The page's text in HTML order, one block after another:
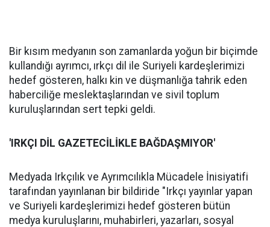
Bir kısım medyanın son zamanlarda yoğun bir biçimde
kullandığı ayrımcı, ırkçı dil ile Suriyeli kardeşlerimizi
hedef gösteren, halkı kin ve düşmanlığa tahrik eden
haberciliğe meslektaşlarından ve sivil toplum
kuruluşlarından sert tepki geldi.
'IRKÇI DİL GAZETECİLİKLE BAĞDAŞMIYOR'
Medyada Irkçılık ve Ayrımcılıkla Mücadele İnisiyatifi
tarafından yayınlanan bir bildiride "Irkçı yayınlar yapan
ve Suriyeli kardeşlerimizi hedef gösteren bütün
medya kuruluşlarını, muhabirleri, yazarları, sosyal